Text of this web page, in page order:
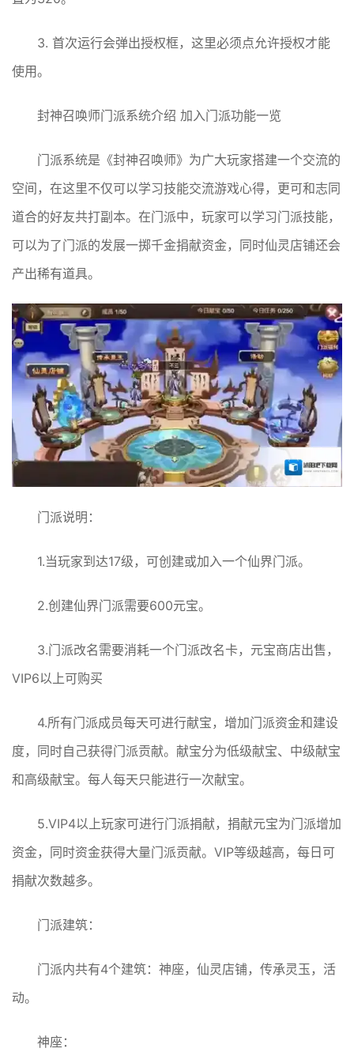
3. 首次运行会弹出授权框，这里必须点允许授权才能
使用。
封神召唤师门派系统介绍 加入门派功能一览
门派系统是《封神召唤师》为广大玩家搭建一个交流的
空间，在这里不仅可以学习技能交流游戏心得，更可和志同
道合的好友共打副本。在门派中，玩家可以学习门派技能，
可以为了门派的发展一掷千金捐献资金，同时仙灵店铺还会
产出稀有道具。
门派说明：
1.当玩家到达17级，可创建或加入一个仙界门派。
2.创建仙界门派需要600元宝。
3.门派改名需要消耗一个门派改名卡，元宝商店出售，
VIP6以上可购买
4.所有门派成员每天可进行献宝，增加门派资金和建设
度，同时自己获得门派贡献。献宝分为低级献宝、中级献宝
和高级献宝。每人每天只能进行一次献宝。
5.VIP4以上玩家可进行门派捐献，捐献元宝为门派增加
资金，同时资金获得大量门派贡献。VIP等级越高，每日可
捐献次数越多。
门派建筑：
门派内共有4个建筑：神座，仙灵店铺，传承灵玉，活
动。
神座：